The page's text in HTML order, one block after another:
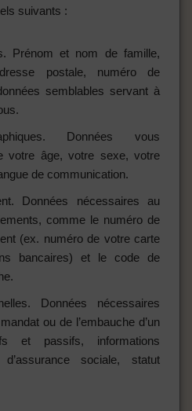
suivants :
Prénom et nom de famille,
postale, numéro de
semblables servant à
Données vous
votre âge, votre sexe, votre
de communication.
Données nécessaires au
comme le numéro de
(ex. numéro de votre carte
bancaires) et le code de
Données nécessaires
ou de l’embauche d’un
et passifs, informations
sociale, statut